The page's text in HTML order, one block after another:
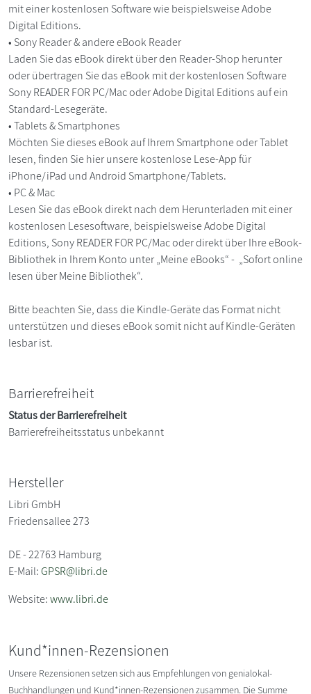
mit einer kostenlosen Software wie beispielsweise Adobe
Digital Editions.
• Sony Reader & andere eBook Reader
Laden Sie das eBook direkt über den Reader-Shop herunter
oder übertragen Sie das eBook mit der kostenlosen Software
Sony READER FOR PC/Mac oder Adobe Digital Editions auf ein
Standard-Lesegeräte.
• Tablets & Smartphones
Möchten Sie dieses eBook auf Ihrem Smartphone oder Tablet
lesen, finden Sie hier unsere kostenlose Lese-App für
iPhone/iPad und Android Smartphone/Tablets.
• PC & Mac
Lesen Sie das eBook direkt nach dem Herunterladen mit einer
kostenlosen Lesesoftware, beispielsweise Adobe Digital
Editions, Sony READER FOR PC/Mac oder direkt über Ihre eBook-
Bibliothek in Ihrem Konto unter „Meine eBooks“ - „Sofort online
lesen über Meine Bibliothek“.
Bitte beachten Sie, dass die Kindle-Geräte das Format nicht
unterstützen und dieses eBook somit nicht auf Kindle-Geräten
lesbar ist.
Barrierefreiheit
Status der Barrierefreiheit
Barrierefreiheitsstatus unbekannt
Hersteller
Libri GmbH
Friedensallee 273
DE - 22763 Hamburg
E-Mail:GPSR@libri.de
Website:www.libri.de
Kund*innen-Rezensionen
Unsere Rezensionen setzen sich aus Empfehlungen von genialokal-
Buchhandlungen und Kund*innen-Rezensionen zusammen. Die Summe